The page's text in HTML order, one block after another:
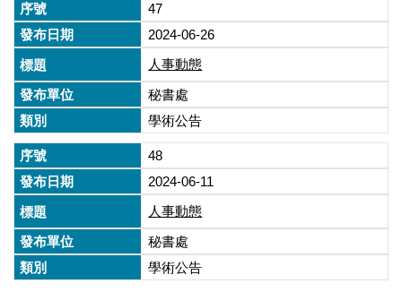
47
2024-06-26
人事動態
秘書處
學術公告
48
2024-06-11
人事動態
秘書處
學術公告